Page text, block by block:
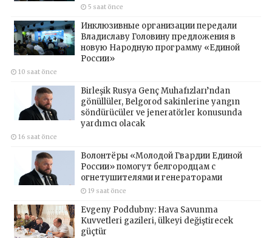
5 saat önce
Инклюзивные организации передали
Владиславу Головину предложения в
новую Народную программу «Единой
России»
10 saat önce
Birleşik Rusya Genç Muhafızları’ndan
gönüllüler, Belgorod sakinlerine yangın
söndürücüler ve jeneratörler konusunda
yardımcı olacak
16 saat önce
Волонтёры «Молодой Гвардии Единой
России» помогут белгородцам с
огнетушителями и генераторами
19 saat önce
Evgeny Poddubny: Hava Savunma
Kuvvetleri gazileri, ülkeyi değiştirecek
güçtür